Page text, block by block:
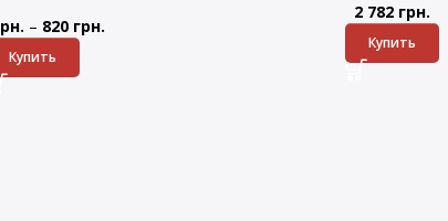
– 820 грн.
Купить
2 782 грн.
Купить